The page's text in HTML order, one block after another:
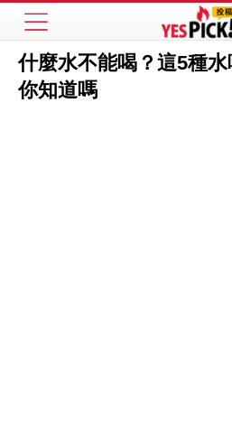
什麼水不能喝？這5種
你知道嗎